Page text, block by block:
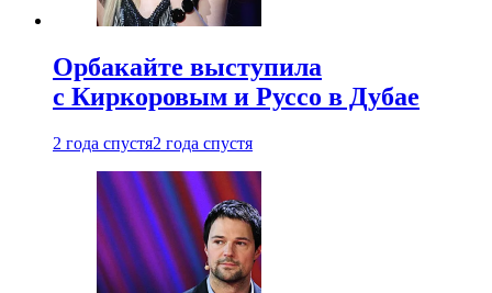
Орбакайте выступила
с Киркоровым и Руссо в Дубае
2 года спустя2 года спустя